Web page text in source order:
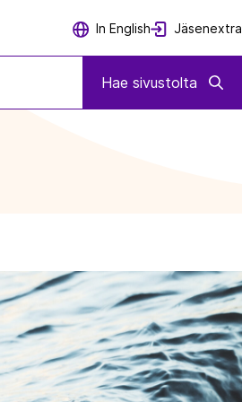
In English Jäsenextra
Hae sivustolta